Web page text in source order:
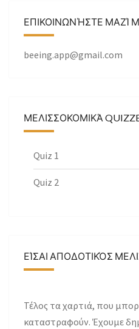
ΕΠΙΚΟΙΝΩΝΉΣΤΕ ΜΑΖΊ
beeing.app@gmail.com
ΜΕΛΙΣΣΟΚΟΜΙΚΆ
Quiz 1
Quiz 2
ΕΊΣΑΙ ΑΠΟΔΟΤΙΚΌΣ
Τέλος τα χαρτιά, που
καταστραφούν. Έχουμε